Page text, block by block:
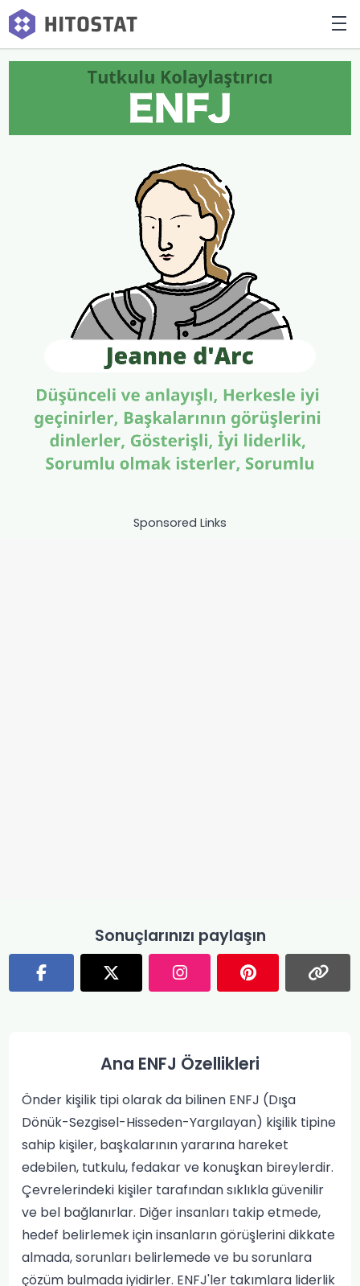
Sponsored Links
Sonuçlarınızı paylaşın
Ana ENFJ Özellikleri
Önder kişilik tipi olarak da bilinen ENFJ (Dışa
Dönük-Sezgisel-Hisseden-Yargılayan) kişilik tipine
sahip kişiler, başkalarının yararına hareket
edebilen, tutkulu, fedakar ve konuşkan bireylerdir.
Çevrelerindeki kişiler tarafından sıklıkla güvenilir
ve bel bağlanırlar. Diğer insanları takip etmede,
hedef belirlemek için insanların görüşlerini dikkate
almada, sorunları belirlemede ve bu sorunlara
çözüm bulmada iyidirler. ENFJ'ler takımlara liderlik